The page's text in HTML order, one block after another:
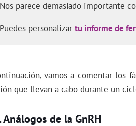
Nos parece demasiado importante
Puedes personalizar tu informe de
vamos a comentar los
que llevan a cabo durante un
Análogos de la GnRH